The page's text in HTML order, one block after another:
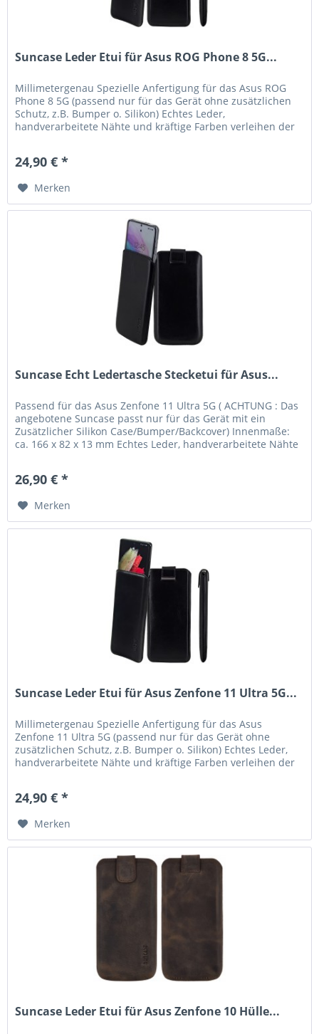
Suncase Leder Etui für Asus ROG Phone 8 5G...
Millimetergenau Spezielle Anfertigung für das Asus ROG
Phone 8 5G (passend nur für das Gerät ohne zusätzlichen
Schutz, z.B. Bumper o. Silikon) Echtes Leder,
handverarbeitete Nähte und kräftige Farben verleihen der
24,90 € *
Merken
Suncase Echt Ledertasche Stecketui für Asus...
Passend für das Asus Zenfone 11 Ultra 5G ( ACHTUNG : Das
angebotene Suncase passt nur für das Gerät mit ein
Zusätzlicher Silikon Case/Bumper/Backcover) Innenmaße:
ca. 166 x 82 x 13 mm Echtes Leder, handverarbeitete Nähte
26,90 € *
Merken
Suncase Leder Etui für Asus Zenfone 11 Ultra 5G...
Millimetergenau Spezielle Anfertigung für das Asus
Zenfone 11 Ultra 5G (passend nur für das Gerät ohne
zusätzlichen Schutz, z.B. Bumper o. Silikon) Echtes Leder,
handverarbeitete Nähte und kräftige Farben verleihen der
24,90 € *
Merken
Suncase Leder Etui für Asus Zenfone 10 Hülle...